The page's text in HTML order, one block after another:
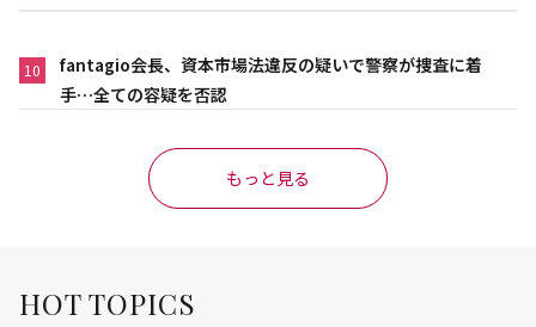
10
fantagio会長、資本市場法違反の疑いで警察が捜査に着
手…全ての容疑を否認
もっと見る
HOT TOPICS